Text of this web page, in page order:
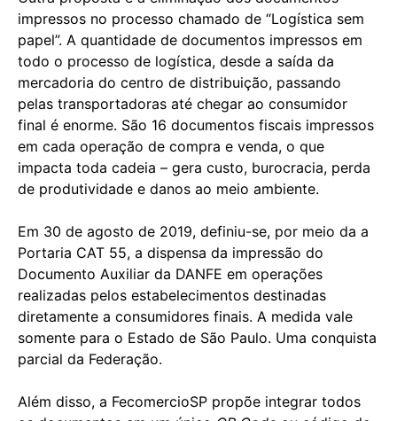
impressos no processo chamado de “Logística sem
papel”. A quantidade de documentos impressos em
todo o processo de logística, desde a saída da
mercadoria do centro de distribuição, passando
pelas transportadoras até chegar ao consumidor
final é enorme. São 16 documentos fiscais impressos
em cada operação de compra e venda, o que
impacta toda cadeia – gera custo, burocracia, perda
de produtividade e danos ao meio ambiente.
Em 30 de agosto de 2019, definiu-se, por meio da a
Portaria CAT 55, a dispensa da impressão do
Documento Auxiliar da DANFE em operações
realizadas pelos estabelecimentos destinadas
diretamente a consumidores finais. A medida vale
somente para o Estado de São Paulo. Uma conquista
parcial da Federação.
Além disso, a FecomercioSP propõe integrar todos